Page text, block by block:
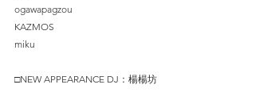
ogawapagzou
KAZMOS
miku
□NEW APPEARANCE DJ：楊楊坊